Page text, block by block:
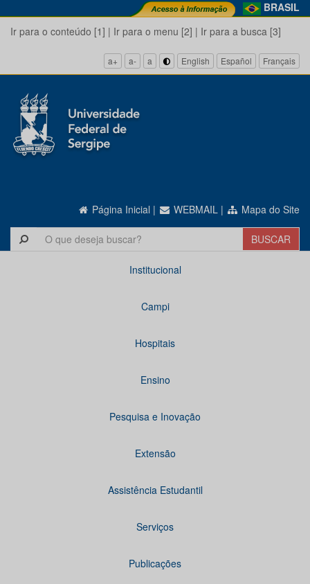
BRASIL
Ir para o conteúdo [1] | Ir para o menu [2] | Ir para a busca [3]
a+ a- a English Español Français
Página Inicial | WEBMAIL | Mapa do Site
Institucional
Campi
Hospitais
Ensino
Pesquisa e Inovação
Extensão
Assistência Estudantil
Serviços
Publicações